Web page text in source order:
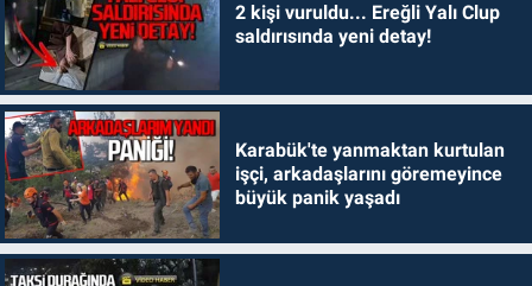
2 kişi vuruldu... Ereğli Yalı Clup
saldırısında yeni detay!
Karabük'te yanmaktan kurtulan
işçi, arkadaşlarını göremeyince
büyük panik yaşadı